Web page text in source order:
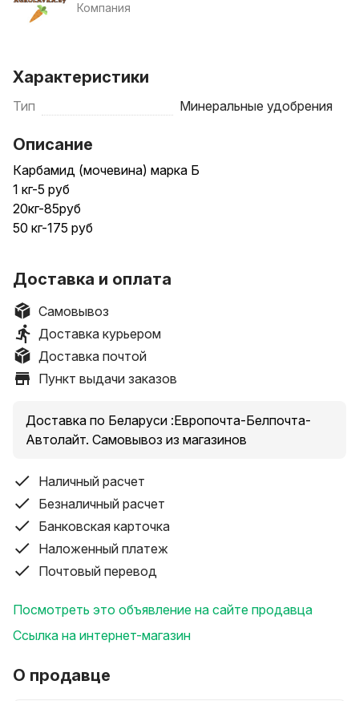
Компания
Характеристики
Тип Минеральные удобрения
Описание
Карбамид (мочевина) марка Б
1 кг-5 руб
20кг-85руб
50 кг-175 руб
г.Брест, ул Московская,118
г. Дрогичин, ул Мелиоративная,61
г.Иваново, ул.Карла Маркса,26
Наш интернет- магазин AGROLAVKA.BY
Доставка и оплата
Самовывоз
Доставка курьером
Доставка почтой
Пункт выдачи заказов
Доставка по Беларуси :Европочта-Белпочта-
Автолайт. Самовывоз из магазинов
Наличный расчет
Безналичный расчет
Банковская карточка
Наложенный платеж
Почтовый перевод
Посмотреть это объявление на сайте продавца
Ссылка на интернет-магазин
О продавце